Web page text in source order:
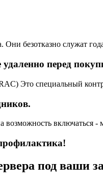
Они безотказно служат
перед
Это специальный
включаться
под ваши